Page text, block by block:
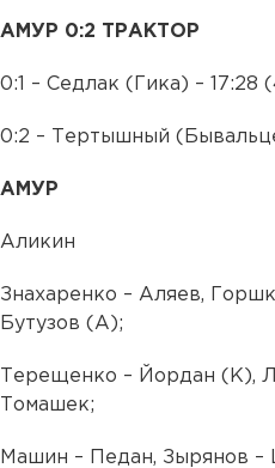
АМУР 0:2 ТРАКТОР
0:1 – Седлак (Гика) – 17:28
0:2 – Тертышный
АМУР
Аликин
Знахаренко – Аляев,
Бутузов (А);
Терещенко – Йордан (К),
Томашек;
Машин – Педан, Зырянов